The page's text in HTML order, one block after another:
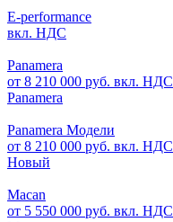
E-performance
вкл. НДС
Panamera
от 8 210 000 руб. вкл. НДС
Panamera
Panamera Модели
от 8 210 000 руб. вкл. НДС
Новый
Macan
от 5 550 000 руб. вкл. НДС